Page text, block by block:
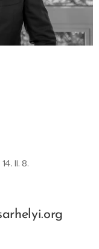
II. 8.